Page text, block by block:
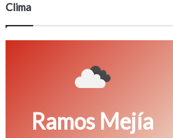
Clima
Ramos Mejía